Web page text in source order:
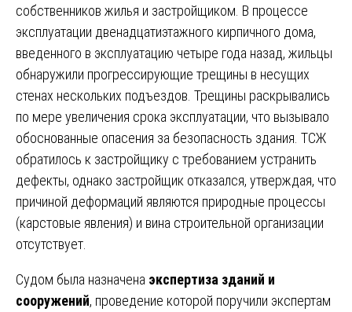
собственников жилья и застройщиком. В процессе
эксплуатации двенадцатиэтажного кирпичного дома,
введенного в эксплуатацию четыре года назад, жильцы
обнаружили прогрессирующие трещины в несущих
стенах нескольких подъездов. Трещины раскрывались
по мере увеличения срока эксплуатации, что вызывало
обоснованные опасения за безопасность здания. ТСЖ
обратилось к застройщику с требованием устранить
дефекты, однако застройщик отказался, утверждая, что
причиной деформаций являются природные процессы
(карстовые явления) и вина строительной организации
отсутствует.
Судом была назначена экспертиза зданий и
сооружений, проведение которой поручили экспертам